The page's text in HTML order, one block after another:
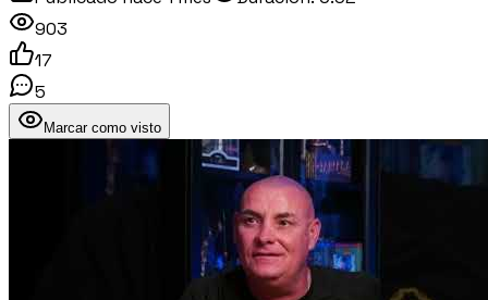
903
17
5
Marcar como visto